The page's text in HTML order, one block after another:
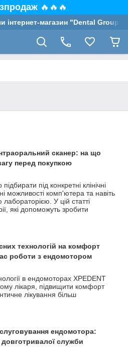
🔥🔥🔥
інтернет-магазин "Dental Group"
сканер: на що
перед покупкою
під конкретні клінічні
можливості комп'ютера та навіть
лабораторією. У цій статті
які допоможуть зробити
технологій на комфорт
роботи з ендомотором
в ендомоторах XPEDENT
лікаря, підвищити комфорт
лікування більш
ендомотора:
служби